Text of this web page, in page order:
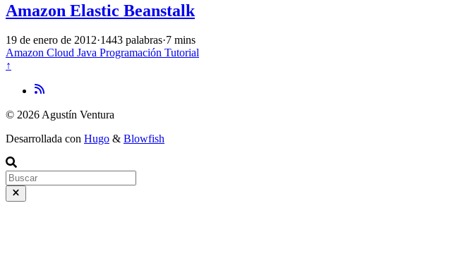
Amazon Elastic Beanstalk
19 de enero de 2012·1443 palabras·7 mins
Amazon Cloud Java Programación Tutorial
↑
© 2026 Agustín Ventura
Desarrollada con Hugo & Blowfish